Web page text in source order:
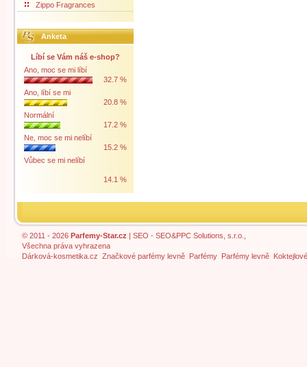
Zippo Fragrances
Anketa
Líbí se Vám náš e-shop?
Ano, moc se mi líbí
32.7 %
Ano, líbí se mi
20.8 %
Normální
17.2 %
Ne, moc se mi nelíbí
15.2 %
Vůbec se mi nelíbí
14.1 %
© 2011 - 2026 Parfemy-Star.cz | SEO - SEO&PPC Solutions, s.r.o.,
Všechna práva vyhrazena
Dárková-kosmetika.cz Značkové parfémy levně Parfémy Parfémy levně